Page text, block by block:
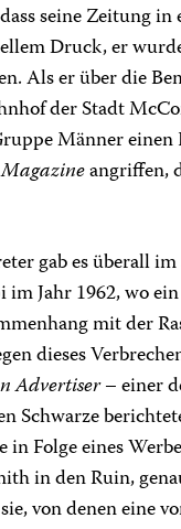
seine Zeitung in
Druck, er
Als er über die
der Stadt
Männer
angriffen,
gab es überall
Jahr 1962, wo
mit der
dieses
Advertiser– einer
Schwarze
Folge eines
in den Ruin,
von denen eine